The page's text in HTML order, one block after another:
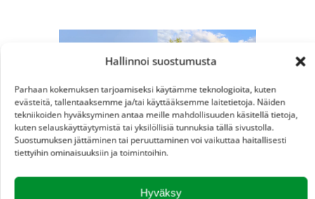
Hallinnoi suostumusta
Parhaan kokemuksen tarjoamiseksi käytämme teknologioita, kuten
evästeitä, tallentaaksemme ja/tai käyttääksemme laitetietoja. Näiden
tekniikoiden hyväksyminen antaa meille mahdollisuuden käsitellä tietoja,
kuten selauskäyttäytymistä tai yksilöllisiä tunnuksia tällä sivustolla.
Suostumuksen jättäminen tai peruuttaminen voi vaikuttaa haitallisesti
tiettyihin ominaisuuksiin ja toimintoihin.
Hyväksy